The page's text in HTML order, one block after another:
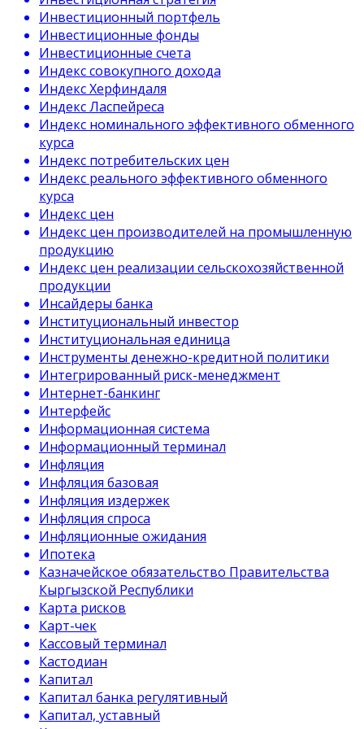
Инвестиционный портфель
Инвестиционные фонды
Инвестиционные счета
Индекс совокупного дохода
Индекс Херфиндаля
Индекс Ласпейреса
Индекс номинального эффективного обменного
курса
Индекс потребительских цен
Индекс реального эффективного обменного
курса
Индекс цен
Индекс цен производителей на промышленную
продукцию
Индекс цен реализации сельскохозяйственной
продукции
Инсайдеры банка
Институциональный инвестор
Институциональная единица
Инструменты денежно-кредитной политики
Интегрированный риск-менеджмент
Интернет-банкинг
Интерфейс
Информационная система
Информационный терминал
Инфляция
Инфляция базовая
Инфляция издержек
Инфляция спроса
Инфляционные ожидания
Ипотека
Казначейское обязательство Правительства
Кыргызской Республики
Карта рисков
Карт-чек
Кассовый терминал
Кастодиан
Капитал
Капитал банка регулятивный
Капитал, уставный